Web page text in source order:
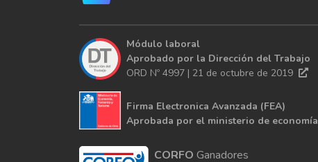
Módulo laboral
Aprobado por la Dirección del Trabajo
ORD Nº 4997 | 21 de octubre de 2019
Firma Electronica Avanzada (FEA)
Aprobada por el ministerio de economía
CORFO Ganadores